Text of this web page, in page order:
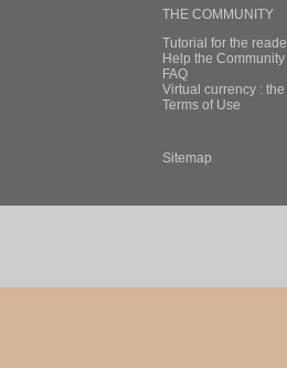
THE COMMUNITY
Tutorial for the
Help the
FAQ
Virtual currency :
Terms of Use
Sitemap